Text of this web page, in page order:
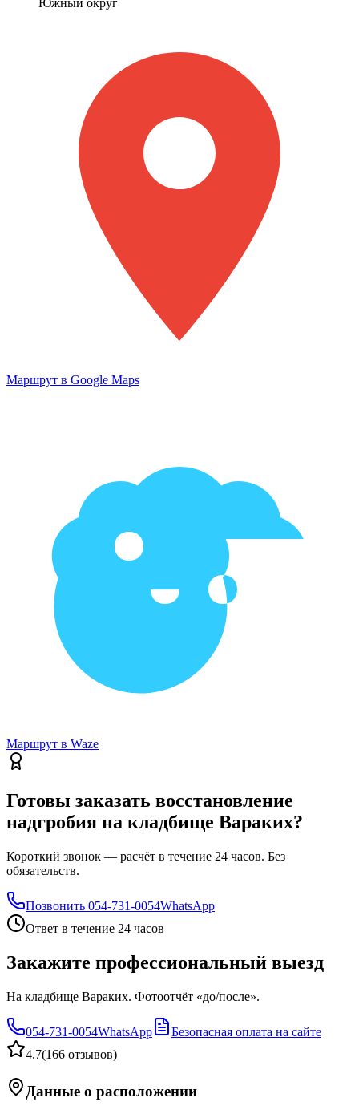
Южный округ
Маршрут в Google Maps
Маршрут в Waze
Готовы заказать восстановление
надгробия на кладбище Вараких?
Короткий звонок — расчёт в течение 24 часов. Без
обязательств.
Позвонить 054-731-0054WhatsApp
Ответ в течение 24 часов
Закажите профессиональный выезд
На кладбище Вараких. Фотоотчёт «до/после».
054-731-0054WhatsApp
Безопасная оплата на сайте
4.7(166 отзывов)
Данные о расположении